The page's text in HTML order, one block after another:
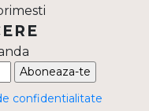
Aboneaza-te
confidentialitate